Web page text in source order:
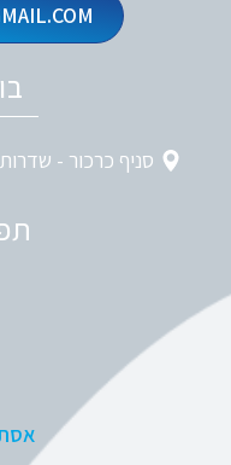
סניף כרכור - שדרות מחנה